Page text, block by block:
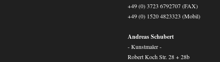
+49 (0) 3723 6792707 (FAX)
+49 (0) 1520 4823323 (Mobil)
Andreas Schubert
- Kunstmaler -
Robert Koch Str. 28 + 28b